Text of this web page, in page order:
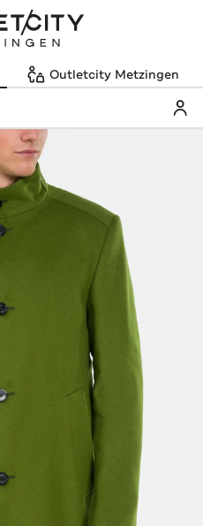
Outletcity Metzingen